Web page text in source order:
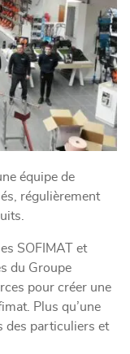
équipe de
régulièrement
SOFIMAT et
du Groupe
pour créer une
Plus qu’une
des particuliers et